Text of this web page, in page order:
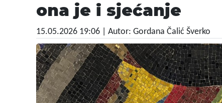
ona je i sjećanje
15.05.2026 19:06 | Autor: Gordana Čalić Šverko